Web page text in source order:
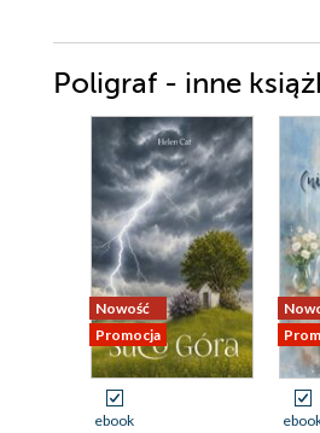
Poligraf - inne
Nowość
Promocja
ebook